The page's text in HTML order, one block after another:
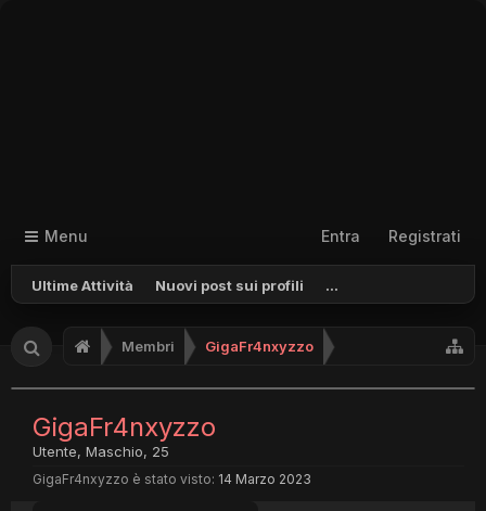
Menu
Ultime Attività Nuovi post sui profili ...
Entra Registrati
Membri GigaFr4nxyzzo
GigaFr4nxyzzo
Utente, Maschio, 25
GigaFr4nxyzzo è stato visto: 14 Marzo 2023